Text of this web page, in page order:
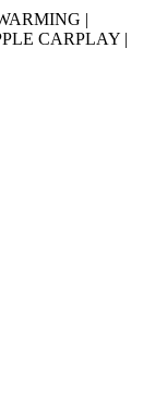
|
CARPLAY |